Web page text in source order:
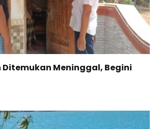
Ditemukan Meninggal, Begini